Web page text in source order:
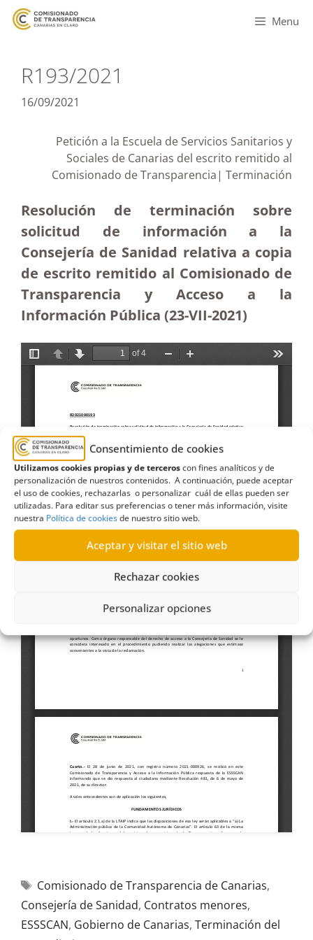
Consentimiento de cookies
Utilizamos cookies propias y de terceroscon fines analíticos y de
personalización de nuestros contenidos. A continuación, puede aceptar
el uso de cookies, rechazarlas o personalizar cuál de ellas pueden ser
utilizadas. Para editar sus preferencias o tener más información, visite
nuestra Política de cookiesde nuestro sitio web.
Aceptar y visitar el sitio web
Rechazar cookies
Personalizar opciones
Menu
R193/2021
16/09/2021
Petición a la Escuela de Servicios Sanitarios y
Sociales de Canarias del escrito remitido al
Comisionado de Transparencia| Terminación
Resolución de terminación sobre
solicitud de información a la
Consejería de Sanidad relativa a copia
de escrito remitido al Comisionado de
Transparencia y Acceso a la
Información Pública (23-VII-2021)
Comisionado de Transparencia de Canarias,
Consejería de Sanidad, Contratos menores,
ESSSCAN, Gobierno de Canarias, Terminación del